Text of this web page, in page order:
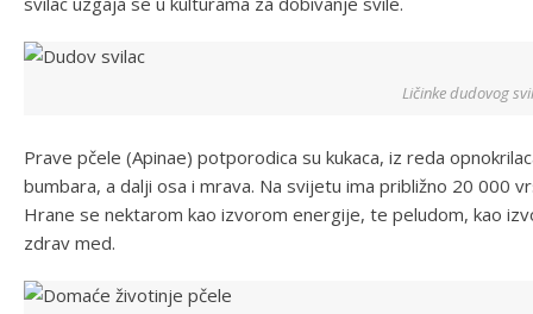
Ličinke dudovog
Prave pčele (Apinae) potporodica su kukaca, iz reda
bumbara, a dalji osa i mrava. Na svijetu ima približno 20 000
Hrane se nektarom kao izvorom energije, te peludom, kao
zdrav med.